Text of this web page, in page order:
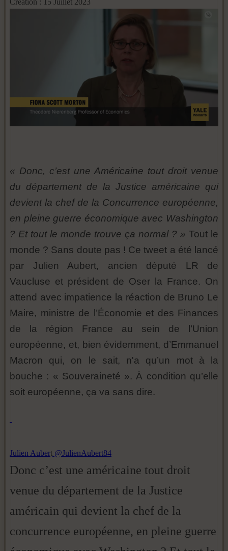
Création : 15 Juillet 2023
« Donc, c’est une Américaine tout droit venue
du département de la Justice américaine qui
devient la chef de la Concurrence européenne,
en pleine guerre économique avec Washington
? Et tout le monde trouve ça normal ? » Tout le
monde ? Sans doute pas ! Ce tweet a été lancé
par Julien Aubert, ancien député LR de
Vaucluse et président de Oser la France. On
attend avec impatience la réaction de Bruno Le
Maire, ministre de l’Économie et des Finances
de la région France au sein de l’Union
européenne, et, bien évidemment, d’Emmanuel
Macron qui, on le sait, n'a qu’un mot à la
bouche : « Souveraineté ». À condition qu’elle
soit européenne, ça va sans dire.
Julien Aubert @JulienAubert84
Donc c’est une américaine tout droit
venue du département de la Justice
américain qui devient la chef de la
concurrence européenne, en pleine guerre